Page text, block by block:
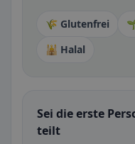
🌾 Glutenfrei
🕌 Halal
Sei die erste
teilt